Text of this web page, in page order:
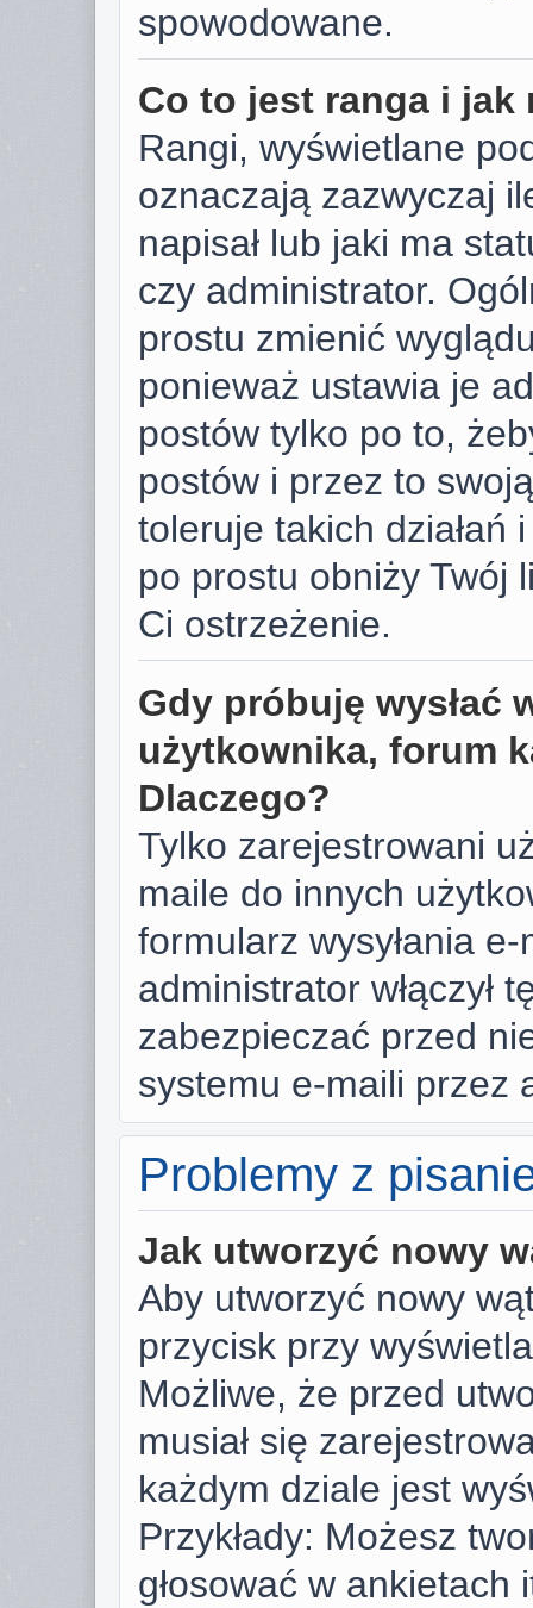
spowodowane.
Co to jest ranga i jak
Rangi, wyświetlane
oznaczają zazwyczaj
napisał lub jaki ma
czy administrator.
prostu zmienić
ponieważ ustawia je
postów tylko po to,
postów i przez to
toleruje takich działań
po prostu obniży Twój
Ci ostrzeżenie.
Gdy próbuję wysłać
użytkownika, forum
Dlaczego?
Tylko zarejestrowani
maile do innych
formularz wysyłania
administrator włączył
zabezpieczać przed
systemu e-maili przez
Problemy z
Jak utworzyć nowy
Aby utworzyć nowy
przycisk przy
Możliwe, że przed
musiał się
każdym dziale jest
Przykłady: Możesz
głosować w ankietach